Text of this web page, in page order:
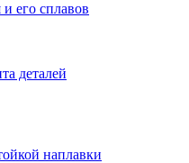
его сплавов
деталей
наплавки